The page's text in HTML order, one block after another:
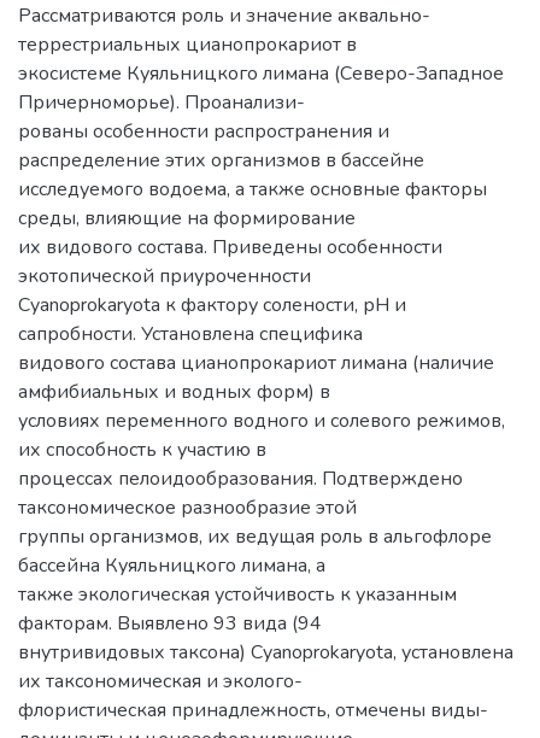
Рассматриваются роль и значение аквально-
террестриальных цианопрокариот в
экосистеме Куяльницкого лимана (Северо-Западное
Причерноморье). Проанализи-
рованы особенности распространения и
распределение этих организмов в бассейне
исследуемого водоема, а также основные факторы
среды, влияющие на формирование
их видового состава. Приведены особенности
экотопической приуроченности
Cyanoprokaryota к фактору солености, рН и
сапробности. Установлена специфика
видового состава цианопрокариот лимана (наличие
амфибиальных и водных форм) в
условиях переменного водного и солевого режимов,
их способность к участию в
процессах пелоидообразования. Подтверждено
таксономическое разнообразие этой
группы организмов, их ведущая роль в альгофлоре
бассейна Куяльницкого лимана, а
также экологическая устойчивость к указанным
факторам. Выявлено 93 вида (94
внутривидовых таксона) Cyanoprokaryota, установлена
их таксономическая и эколого-
флористическая принадлежность, отмечены виды-